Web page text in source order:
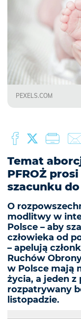
PEXELS.COM
Temat
PFROŻ
szacunku
O
modlitwy w
Polsce – aby
człowieka od
– apelują
Ruchów
w Polsce mają
życia, a jeden
rozpatrywany
listopadzie.